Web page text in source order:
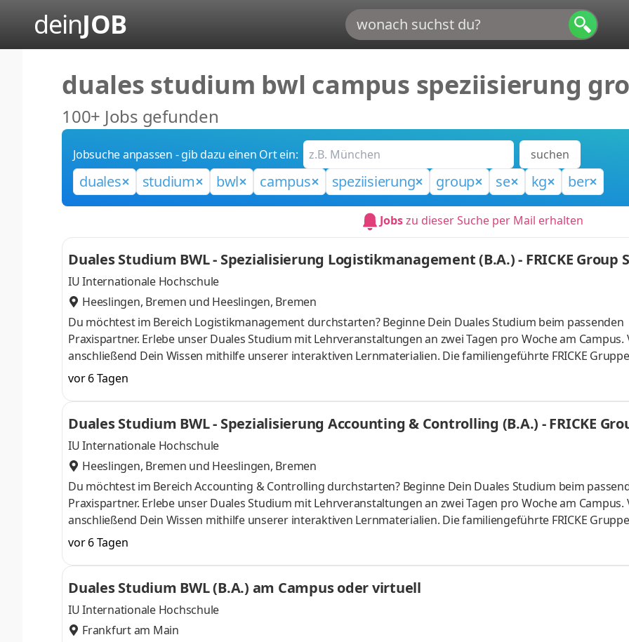
deinJOB
duales studium bwl campus speziisierung
100+ Jobs gefunden
Jobsuche anpassen - gib dazu einen Ort ein: suchen
duales studium bwl campus speziisierung group se kg ber
Jobszu dieser Suche per Mail erhalten
Duales Studium BWL - Spezialisierung Logistikmanagement (B.A.) - FRICKE Group
IU Internationale Hochschule
Heeslingen, Bremen und Heeslingen, Bremen
Du möchtest im Bereich Logistikmanagement durchstarten? Beginne Dein Duales Studium beim passenden
Praxispartner. Erlebe unser Duales Studium mit Lehrveranstaltungen an zwei Tagen pro Woche am Campus.
anschließend Dein Wissen mithilfe unserer interaktiven Lernmaterialien. Die familiengeführte FRICKE Gruppe
im Laufe der 100-jährigen Historie vom klassischen Landmaschinenhändler zu einem erfolgreichen
Händler für Landmaschinen, Gartentechnik, Nutzfahrzeuge und Ersatzteile entwickelt. Mit 3.471
verteilt auf 84 Standorte in 27 Ländern - arbeiten wir gemeinsam am weiteren Ausbau unserer
auch Du Teil unseres Teams und start
vor 6 Tagen
Duales Studium BWL - Spezialisierung Accounting & Controlling (B.A.) - FRICKE
IU Internationale Hochschule
Heeslingen, Bremen und Heeslingen, Bremen
Du möchtest im Bereich Accounting & Controlling durchstarten? Beginne Dein Duales Studium beim
Praxispartner. Erlebe unser Duales Studium mit Lehrveranstaltungen an zwei Tagen pro Woche am Campus.
anschließend Dein Wissen mithilfe unserer interaktiven Lernmaterialien. Die familiengeführte FRICKE Gruppe
im Laufe der 100-jährigen Historie vom klassischen Landmaschinenhändler zu einem erfolgreichen
Händler für Landmaschinen, Gartentechnik, Nutzfahrzeuge und Ersatzteile entwickelt. Mit 3.471
verteilt auf 84 Standorte in 27 Ländern - arbeiten wir gemeinsam am weiteren Ausbau unserer
auch Du Teil unseres Teams und
vor 6 Tagen
Duales Studium BWL (B.A.) am Campus oder virtuell
IU Internationale Hochschule
Frankfurt am Main